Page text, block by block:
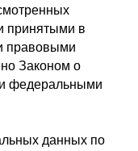
принятыми в
правовыми
Законом о
федеральными
данных по